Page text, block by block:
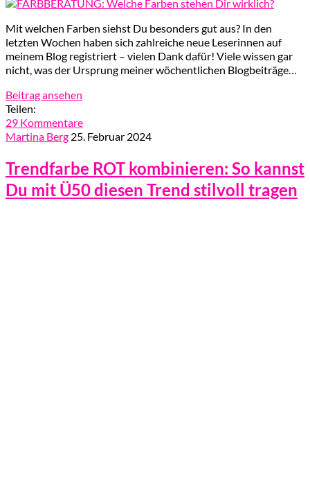
Mit welchen Farben siehst Du besonders gut aus? In den
letzten Wochen haben sich zahlreiche neue Leserinnen auf
meinem Blog registriert – vielen Dank dafür! Viele wissen gar
nicht, was der Ursprung meiner wöchentlichen Blogbeiträge…
Beitrag ansehen
Teilen:
29 Kommentare
Martina Berg 25. Februar 2024
Trendfarbe ROT kombinieren: So kannst
Du mit Ü50 diesen Trend stilvoll tragen